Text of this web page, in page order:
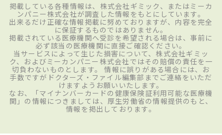
掲載している各種情報は、株式会社ギミック、またはミーカ
ンパニー株式会社が調査した情報をもとにしています。
出来るだけ正確な情報掲載に努めておりますが、内容を完全
に保証するものではありません。
掲載されている医療機関へ受診を希望される場合は、事前に
必ず該当の医療機関に直接ご確認ください。
当サービスによって生じた損害について、株式会社ギミッ
ク、およびミーカンパニー株式会社ではその賠償の責任を一
切負わないものとします。 情報に誤りがある場合には、お
手数ですがドクターズ・ファイル編集部までご連絡をいただ
けますようお願いいたします。
なお、「マイナンバーカードの健康保険証利用可能な医療機
関」の情報につきましては、厚生労働省の情報提供のもと、
情報を掲出しております。